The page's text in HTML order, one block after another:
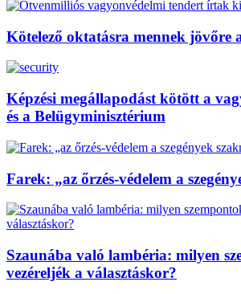
Kötelező oktatásra mennek jövőre
Képzési megállapodást kötött a
és a Belügyminisztérium
Farek: „az őrzés-védelem a
Szaunába való lambéria: milyen
vezéreljék a választáskor?